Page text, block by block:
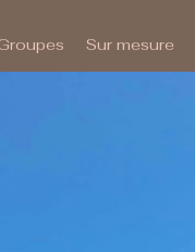
Sur mesure